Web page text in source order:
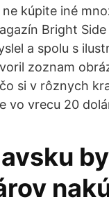
kúpite iné
Bright
a spolu s
zoznam
si v rôznych
vo vrecu 20